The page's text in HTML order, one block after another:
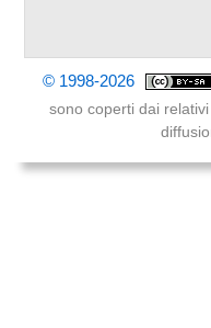
© 1998-2026
sono coperti dai